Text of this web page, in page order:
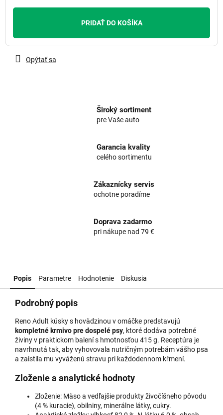
PRIDAŤ DO KOŠÍKA
Opýtať sa
Široký sortiment
pre Vaše auto
Garancia kvality
celého sortimentu
Zákaznícky servis
ochotne poradíme
Doprava zadarmo
pri nákupe nad 79 €
Popis Parametre Hodnotenie Diskusia
Podrobný popis
Reno Adult kúsky s hovädzinou v omáčke predstavujú
kompletné krmivo pre dospelé psy, ktoré dodáva potrebné
živiny v praktickom balení s hmotnosťou 415 g. Receptúra je
navrhnutá tak, aby vyhovovala nutričným potrebám vášho psa
a zaistila mu vyváženú stravu pri každodennom kŕmení.
Zloženie a analytické hodnoty
Zloženie: Mäso a vedľajšie produkty živočíšneho pôvodu
(4 % kuracie), obilniny, minerálne látky, cukry.